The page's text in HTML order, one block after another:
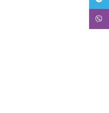
Viber